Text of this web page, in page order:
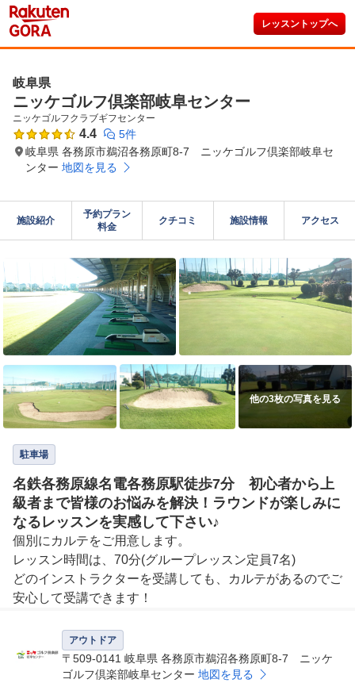
レッスントップへ
岐阜県
ニッケゴルフ倶楽部岐阜センター
ニッケゴルフクラブギフセンター
4.4
5件
岐阜県 各務原市鵜沼各務原町8-7 ニッケゴルフ倶楽部岐阜セ
ンター 地図を見る
施設紹介
予約プラン
料金
クチコミ 施設情報 アクセス
他の3枚の写真を見る
駐車場
名鉄各務原線名電各務原駅徒歩7分 初心者から上
級者まで皆様のお悩みを解決！ラウンドが楽しみに
なるレッスンを実感して下さい♪
個別にカルテをご用意します。
レッスン時間は、70分(グループレッスン定員7名)
どのインストラクターを受講しても、カルテがあるのでご
安心して受講できます！
アウトドア
〒509-0141 岐阜県 各務原市鵜沼各務原町8-7 ニッケ
ゴルフ倶楽部岐阜センター 地図を見る